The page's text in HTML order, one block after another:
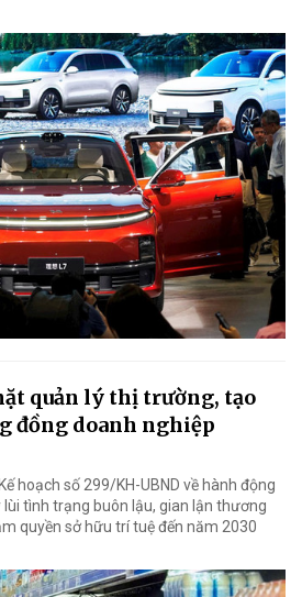
quản lý thị trường, tạo
đồng doanh nghiệp
hoạch số 299/KH-UBND về hành động
tình trạng buôn lậu, gian lận thương
quyền sở hữu trí tuệ đến năm 2030